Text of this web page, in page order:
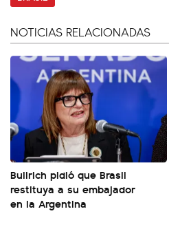
NOTICIAS RELACIONADAS
Bullrich pidió que Brasil
restituya a su embajador
en la Argentina